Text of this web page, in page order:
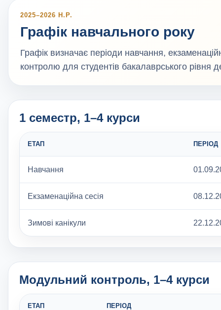
2025–2026 Н.Р.
Графік навчального року
Графік визначає періоди навчання,
контролю для студентів бакалаврського рівня
1 семестр, 1–4 курси
ЕТАП ПЕРІОД
Навчання
Екзаменаційна сесія
Зимові канікули
Модульний контроль, 1–4 курси
ЕТАП ПЕРІОД